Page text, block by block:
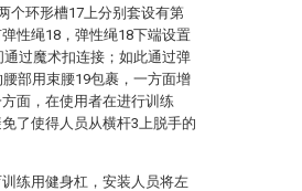
个环形槽17上分别套设有第
性绳18，弹性绳18下端设置
过魔术扣连接；如此通过弹
部用束腰19包裹，一方面增
面，在使用者在进行训练
了使得人员从横杆3上脱手的
练用健身杠，安装人员将左